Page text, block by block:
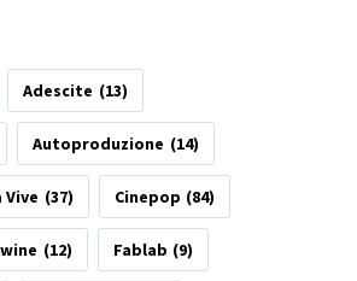
Adescite (13)
Autoproduzione (14)
(37) Cinepop (84)
(12) Fablab (9)